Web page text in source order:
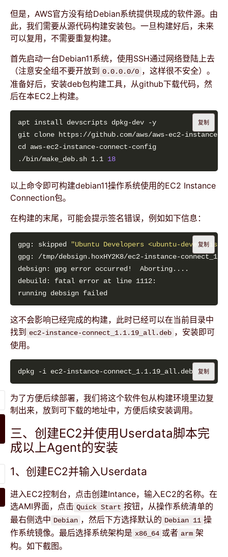
但是，AWS官方没有给Debian系统提供现成的软件源。由
此，我们需要从源代码构建安装包。一旦构建好后，未来
可以复用，不需要重复构建。
首先启动一台Debian11系统，使用SSH通过网络登陆上去
（注意安全组不要开放到 0.0.0.0/0 ，这样很不安全）。
准备好后，安装deb包构建工具，从github下载代码，然
后在本EC2上构建。
./bin/make_deb.sh 1.1 18
复制
以上命令即可构建debian11操作系统使用的EC2 Instance
Connection包。
在构建的末尾，可能会提示签名错误，例如如下信息：
gpg: skipped "Ubuntu Developers <ubuntu-devel-
复制
这不会影响已经完成的构建，此时已经可以在当前目录中
找到 ec2-instance-connect_1.1.19_all.deb ，安装即可
使用。
复制
为了方便后续部署，我们将这个软件包从构建环境里边复
制出来，放到可下载的地址中，方便后续安装调用。
三、创建EC2并使用Userdata脚本完
成以上Agent的安装
1、创建EC2并输入Userdata
进入EC2控制台，点击创建Intance，输入EC2的名称。在
选AMI界面，点击 Quick Start 按钮，从操作系统清单的
最右侧选中 Debian ，然后下方选择默认的 Debian 11 操
作系统镜像。最后选择系统架构是 x86_64 或者 arm 架
构。如下截图。